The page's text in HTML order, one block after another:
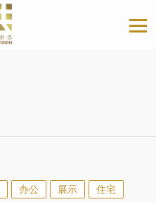
办公 展示
住宅